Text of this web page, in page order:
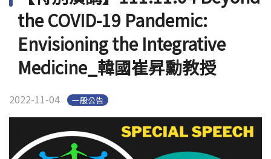
Open
English
the COVID-19 Pandemic:
Envisioning the Integrative
Medicine_韓國崔昇勳教授
2022-11-04 一般公告